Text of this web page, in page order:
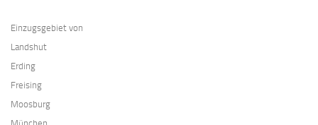
Einzugsgebiet von
Landshut
Erding
Freising
Moosburg